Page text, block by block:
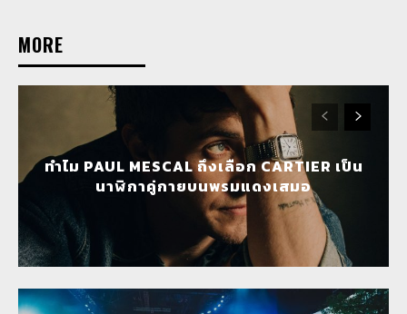
MORE
ทำไม PAUL MESCAL ถึงเลือก CARTIER เป็น
นาฬิกาคู่กายบนพรมแดงเสมอ